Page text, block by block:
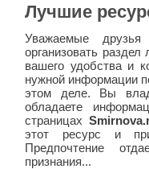
Лучшие
Уважаемые
организовать
вашего удобства и
нужной информации
этом деле. Вы
обладаете
страницах
этот ресурс и
Предпочтение
признания...